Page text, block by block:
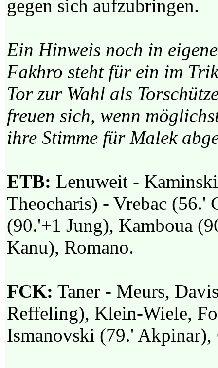
gegen sich aufzubringen.
Ein Hinweis noch in
Fakhro steht für ein im
Tor zur Wahl als
freuen sich, wenn
ihre Stimme für Malek
ETB: Lenuweit -
Theocharis) - Vrebac (56.'
(90.'+1 Jung), Kamboua
Kanu), Romano.
FCK: Taner - Meurs,
Reffeling), Klein-Wiele,
Ismanovski (79.'